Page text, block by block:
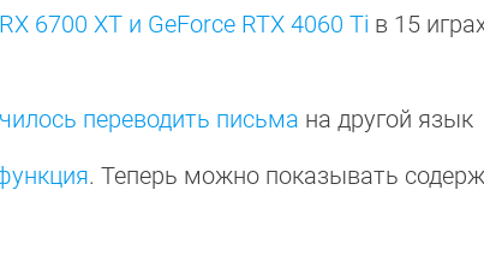
6700 XT и GeForce RTX 4060 Ti в 15
переводить письма на другой язык
. Теперь можно показывать